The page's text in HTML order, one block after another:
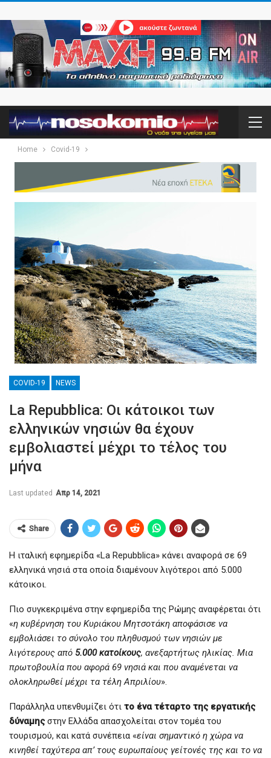
Home Covid-19
COVID-19 NEWS
La Repubblica: Οι κάτοικοι των
ελληνικών νησιών θα έχουν
εμβολιαστεί μέχρι το τέλος του
μήνα
Last updated Απρ 14, 2021
Share
Η ιταλική εφημερίδα «La Repubblica» κάνει αναφορά σε 69
ελληνικά νησιά στα οποία διαμένουν λιγότεροι από 5.000
κάτοικοι.
Πιο συγκεκριμένα στην εφημερίδα της Ρώμης αναφέρεται ότι
«η κυβέρνηση του Κυριάκου Μητσοτάκη αποφάσισε να
εμβολιάσει το σύνολο του πληθυσμού των νησιών με
λιγότερους από 5.000 κατοίκους, ανεξαρτήτως ηλικίας. Μια
πρωτοβουλία που αφορά 69 νησιά και που αναμένεται να
ολοκληρωθεί μέχρι τα τέλη Απριλίου».
Παράλληλα υπενθυμίζει ότι το ένα τέταρτο της εργατικής
δύναμης στην Ελλάδα απασχολείται στον τομέα του
τουρισμού, και κατά συνέπεια «είναι σημαντικό η χώρα να
κινηθεί ταχύτερα απ’ τους ευρωπαίους γείτονές της και το να